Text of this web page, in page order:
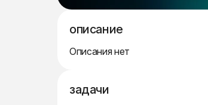
описание
Описания нет
задачи